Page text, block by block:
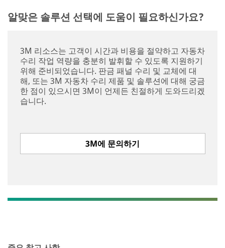
알맞은 솔루션 선택에 도움이 필요하신가요?
3M 리소스는 고객이 시간과 비용을 절약하고 자동차
수리 작업 역량을 충분히 발휘할 수 있도록 지원하기
위해 준비되었습니다. 판금 패널 수리 및 교체에 대
해, 또는 3M 자동차 수리 제품 및 솔루션에 대해 궁금
한 점이 있으시면 3M이 언제든 친절하게 도와드리겠
습니다.
3M에 문의하기